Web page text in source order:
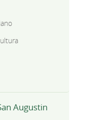
Augustin